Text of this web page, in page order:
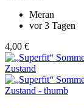
Meran
vor 3 Tagen
4,00 €